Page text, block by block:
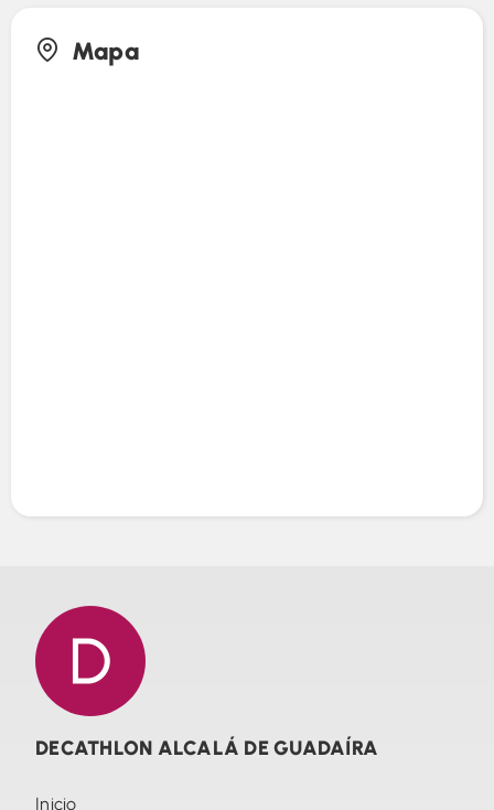
Mapa
DECATHLON ALCALÁ DE GUADAÍRA
Inicio